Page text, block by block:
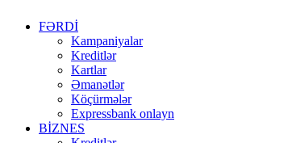
FƏRDİ
Kampaniyalar
Kreditlər
Kartlar
Əmanətlər
Köçürmələr
Expressbank onlayn
BİZNES